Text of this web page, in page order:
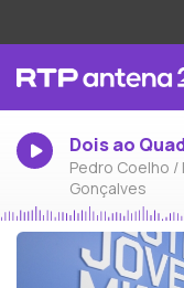
Dois ao
Pedro Coelho /
Gonçalves